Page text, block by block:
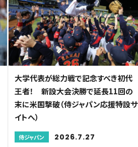
大学代表が総力戦で記念すべき初代
王者！ 新設大会決勝で延長11回の
末に米国撃破（侍ジャパン応援特設サ
イトへ）
侍ジャパン 2026.7.27